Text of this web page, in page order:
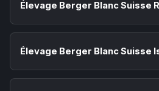
Élevage Berger Blanc Suisse
Élevage Berger Blanc Suisse